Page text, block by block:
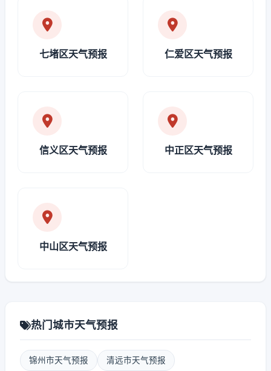
七堵区天气预报 仁爱区天气预报
信义区天气预报 中正区天气预报
中山区天气预报
热门城市天气预报
锦州市天气预报 清远市天气预报